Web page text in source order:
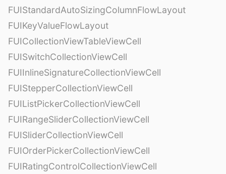
FUIStandardAutoSizingColumnFlowLayout
FUIKeyValueFlowLayout
FUICollectionViewTableViewCell
FUISwitchCollectionViewCell
FUIInlineSignatureCollectionViewCell
FUIStepperCollectionViewCell
FUIListPickerCollectionViewCell
FUIRangeSliderCollectionViewCell
FUISliderCollectionViewCell
FUIOrderPickerCollectionViewCell
FUIRatingControlCollectionViewCell